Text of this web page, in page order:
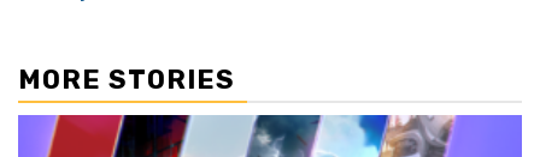
MORE STORIES